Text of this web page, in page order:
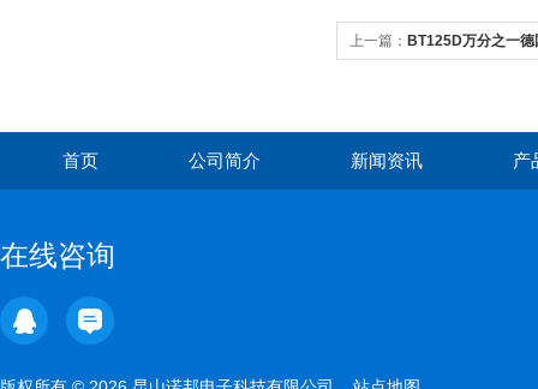
上一篇： BT125D万分之一
首页 公司简介 新闻资讯 产
在线咨询